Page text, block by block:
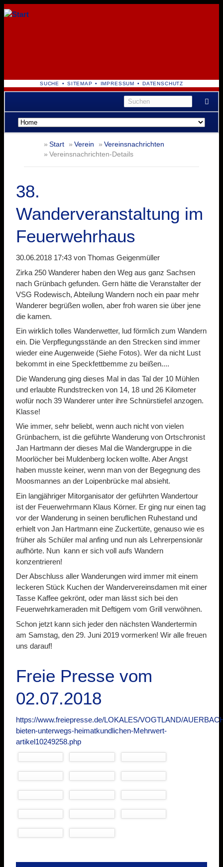
NAVIGATION
ÜBERSPRINGEN
SUCHE SITEMAP IMPRESSUM DATENSCHUTZ
Navigation
überspringen
Start Verein
Vereinsnachrichten
Vereinsnachrichten-Details
38.
Wanderveranstaltung im
Feuerwehrhaus
30.06.2018 17:43 von Thomas Geigenmüller
Zirka 250 Wanderer haben den Weg aus ganz Sachsen
nach Grünbach gefunden. Gern hätte die Veranstalter der
VSG Rodewisch, Abteilung Wandern noch ein paar mehr
Wanderer begrüßen wollen, aber froh waren sie über jene
die kamen.
Ein wirklich tolles Wanderwetter, lud förmlich zum Wandern
ein. Die Verpflegungsstände an den Strecken sind immer
wieder eine Augenweide (Siehe Fotos). Wer da nicht Lust
bekommt in eine Speckfettbemme zu beißen....
Die Wanderung ging dieses Mal in das Tal der 10 Mühlen
und erlaubte Rundstrecken von 14, 18 und 26 Kilometer
wofür noch 39 Wanderer unter ihre Schnürstiefel anzogen.
Klasse!
Wie immer, sehr beliebt, wenn auch nicht von vielen
Grünbachern, ist die geführte Wanderung von Ortschronist
Jan Hartmann der dieses Mal die Wandergruppe in die
Moorlöcher bei Muldenberg locken wollte. Aber Angst
haben musste keiner, wenn man von der Begegnung des
Moosmannes an der Loipenbrücke mal absieht.
Ein langjähriger Mitorganisator der geführten Wandertour
ist der Feuerwehrmann Klaus Körner. Er ging nur einen tag
vor der Wanderung in seinen beruflichen Ruhestand und
erhielt von Jan Hartmann eine Zuckertüte, genauso wie es
früher als Schüler mal anfing und nun als Lehrerpensionär
aufhörte. Nun kann er sich voll aufs Wandern
konzentrieren!
Der Abschluss aller Wanderungen wird immer mit einem
leckeren Stück Kuchen der Wandervereinsdamen mit einer
Tasse Kaffee gekrönt, oder man lässt sich bei den
Feuerwehrkameraden mit Deftigem vom Grill verwöhnen.
Schon jetzt kann sich jeder den nächsten Wandertermin
am Samstag, den 29. Juni 2019 vormerken! Wir alle freuen
uns darauf!
Freie Presse vom
02.07.2018
https://www.freiepresse.de/LOKALES/VOGTLAND/
bieten-unterwegs-heimatkundlichen-Mehrwert-
artikel10249258.php